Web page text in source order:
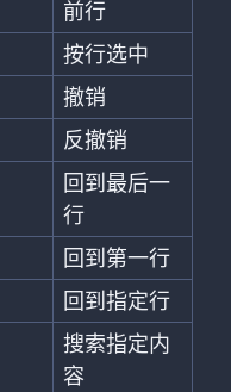
前行
按行选中
撤销
反撤销
回到最后一
行
回到第一行
回到指定行
搜索指定内
容